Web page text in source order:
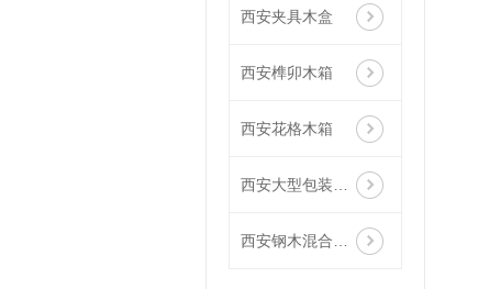
西安夹具木盒
西安榫卯木箱
西安花格木箱
西安大型包装木箱
西安钢木混合木箱